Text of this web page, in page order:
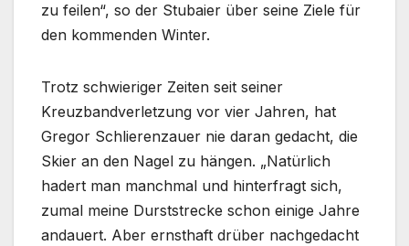
zu feilen“, so der Stubaier über seine Ziele für
den kommenden Winter.
Trotz schwieriger Zeiten seit seiner
Kreuzbandverletzung vor vier Jahren, hat
Gregor Schlierenzauer nie daran gedacht, die
Skier an den Nagel zu hängen. „Natürlich
hadert man manchmal und hinterfragt sich,
zumal meine Durststrecke schon einige Jahre
andauert. Aber ernsthaft drüber nachgedacht